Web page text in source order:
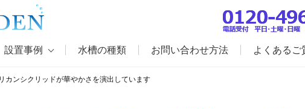
設置事例 水槽の種類 お問い合わせ方法 よくあるご
カンシクリッドが華やかさを演出しています